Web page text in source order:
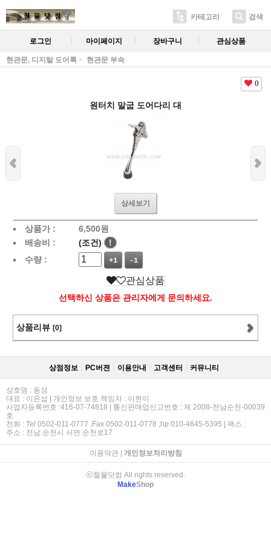
카테고리 검색
로그인 마이페이지 장바구니 관심상품
현관문, 디지탈 도어록 현관문 부속
0
원터치 말굽 도어다리 대
상세보기
상품가 : 6,500원
배송비 :
(조건)
!
수량 :
+1 -1
관심상품
선택하신 상품은 관리자에게 문의하세요.
상품리뷰 [0]
상점정보 PC버젼 이용안내 고객센터 커뮤니티
상호명 : 동성
대표 : 이은섭 | 개인정보 보호 책임자 : 이현이
사업자등록번호 :416-07-74818 | 통신판매업신고번호 : 제 2008-전남순천-00039
호
전화 : Tel 0502-011-0777 ,Fax 0502-011-0778 ,hp 010-4645-5395 | 팩스 :
주소 : 전남 순천시 서면 순천로17
이용약관| 개인정보처리방침
ⓒ철물닷컴 All rights reserved.
MakeShop